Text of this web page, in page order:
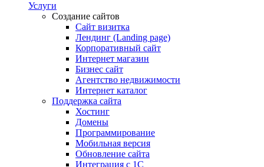
Услуги
Создание сайтов
Сайт визитка
Лендинг (Landing page)
Корпоративный сайт
Интернет магазин
Бизнес сайт
Агентство недвижимости
Интернет каталог
Поддержка сайта
Хостинг
Домены
Программирование
Мобильная версия
Обновление сайта
Интеграция с 1С